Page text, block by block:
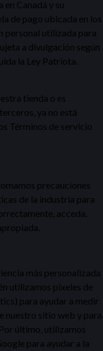
en Canadá y su
de pago ubicada en los
personal utilizada para
a divulgación según
la Ley Patriota.
tienda o es
ya no está
Términos de servicio
precauciones
de la industria para
acceda,
más personalizada
utilizamos píxeles de
para ayudar a medir
nuestro sitio web y para
último, utilizamos
para ayudar a la